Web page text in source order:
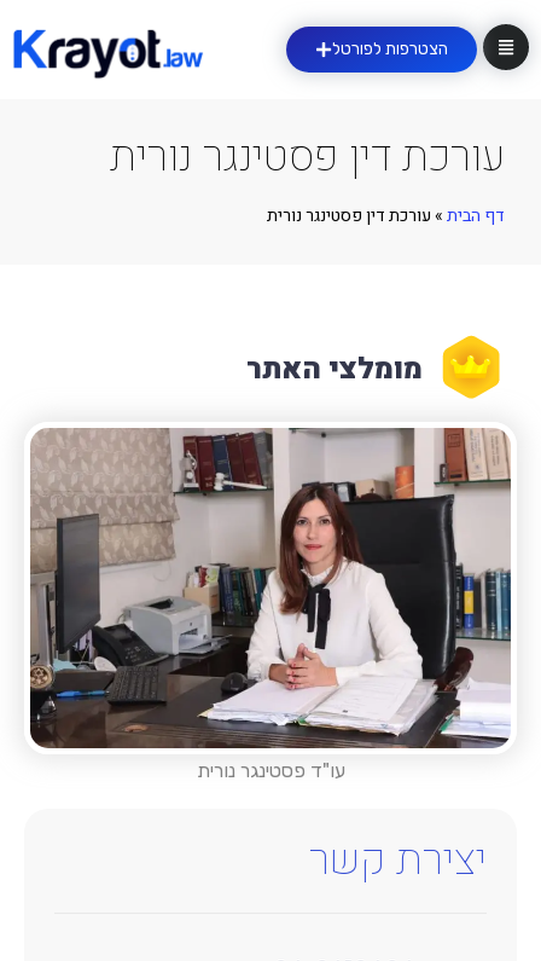
הצטרפות לפורטל
עורכת דין פסטינגר נורית
דף הבית»עורכת דין פסטינגר נורית
מומלצי האתר
עו"ד פסטינגר נורית
יצירת קשר